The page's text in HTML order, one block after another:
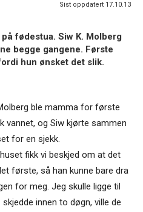
Sist oppdatert 17.10.13
fødestua. Siw K. Molberg
begge gangene. Første
hun ønsket det slik.
ble mamma for første
vannet, og Siw kjørte sammen
for en sjekk.
fikk vi beskjed om at det
første, så han kunne bare dra
for meg. Jeg skulle ligge til
innen to døgn, ville de